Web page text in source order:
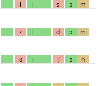
l i sj ɔ m
z i dj ɔ m
ʁ i ʃ ɔ n